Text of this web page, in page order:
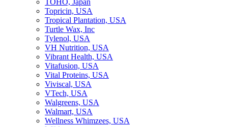
TOHO, Japan
Topricin, USA
Tropical Plantation, USA
Turtle Wax, Inc
Tylenol, USA
VH Nutrition, USA
Vibrant Health, USA
Vitafusion, USA
Vital Proteins, USA
Viviscal, USA
VTech, USA
Walgreens, USA
Walmart, USA
Wellness Whimzees, USA